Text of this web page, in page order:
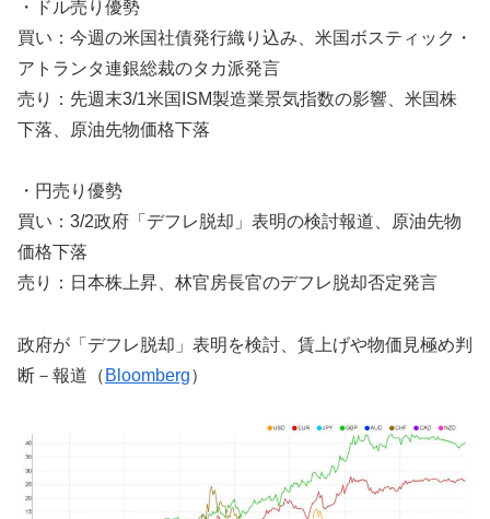
・ドル売り優勢
買い：今週の米国社債発行織り込み、米国ボスティック・
アトランタ連銀総裁のタカ派発言
売り：先週末3/1米国ISM製造業景気指数の影響、米国株
下落、原油先物価格下落
・円売り優勢
買い：3/2政府「デフレ脱却」表明の検討報道、原油先物
価格下落
売り：日本株上昇、林官房長官のデフレ脱却否定発言
政府が「デフレ脱却」表明を検討、賃上げや物価見極め判
断－報道（ Bloomberg）